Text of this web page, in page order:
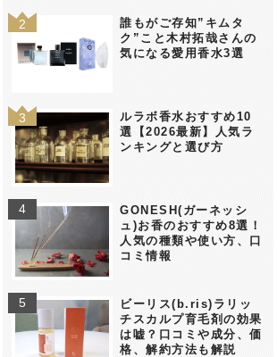
誰もがご存知”キムタ
ク”こと木村拓哉さんの
気になる愛用香水3選
ルラボ香水おすすめ10
選【2026最新】人気ラ
ンキングと選び方
GONESH(ガーネッシ
ュ)お香のおすすめ8選！
人気の種類や使い方、口
コミ情報
ビーリス(b.ris)ラリッ
チスカルプ育毛剤の効果
は嘘？口コミや成分、価
格、解約方法も解説